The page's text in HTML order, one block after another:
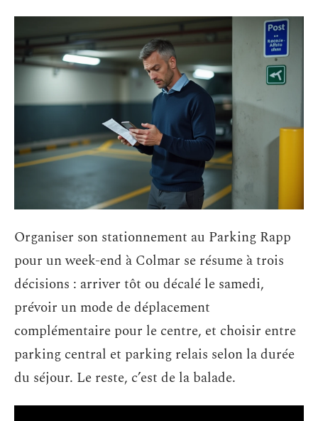
Organiser son stationnement au Parking Rapp
pour un week-end à Colmar se résume à trois
décisions : arriver tôt ou décalé le samedi,
prévoir un mode de déplacement
complémentaire pour le centre, et choisir entre
parking central et parking relais selon la durée
du séjour. Le reste, c’est de la balade.